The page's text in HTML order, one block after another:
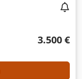
3.500 €